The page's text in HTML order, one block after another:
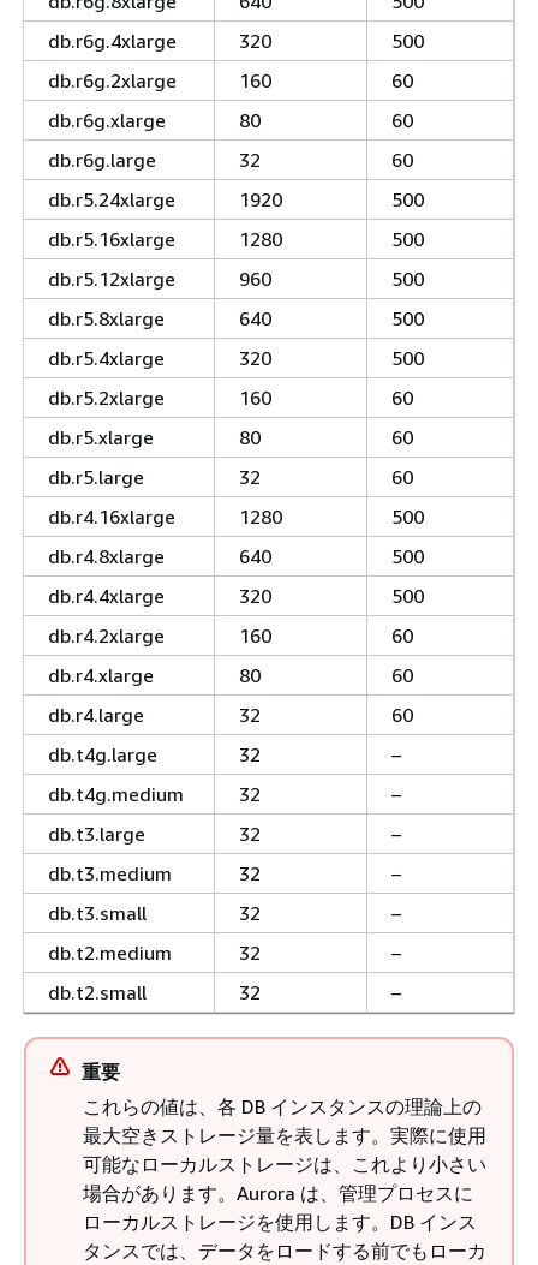
db.r6g.4xlarge
320
500
db.r6g.2xlarge
160
60
db.r6g.xlarge
80
60
db.r6g.large
32
60
db.r5.24xlarge
1920
500
db.r5.16xlarge
1280
500
db.r5.12xlarge
960
500
db.r5.8xlarge
640
500
db.r5.4xlarge
320
500
db.r5.2xlarge
160
60
db.r5.xlarge
80
60
db.r5.large
32
60
db.r4.16xlarge
1280
500
db.r4.8xlarge
640
500
db.r4.4xlarge
320
500
db.r4.2xlarge
160
60
db.r4.xlarge
80
60
db.r4.large
32
60
db.t4g.large
32
–
db.t4g.medium
32
–
db.t3.large
32
–
db.t3.medium
32
–
db.t3.small
32
–
db.t2.medium
32
–
db.t2.small
32 –
重要
これらの値は、各 DB インスタンスの理論上の
最大空きストレージ量を表します。実際に使用
可能なローカルストレージは、これより小さい
場合があります。Aurora は、管理プロセスに
ローカルストレージを使用します。DB インス
タンスでは、データをロードする前でもローカ